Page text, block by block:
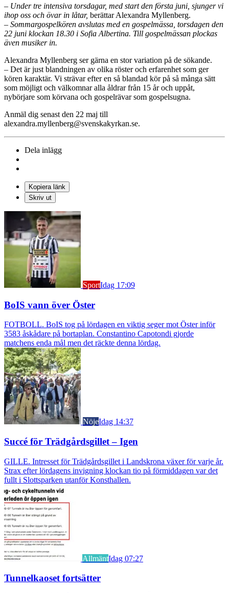
– Under tre intensiva torsdagar, med start den första juni, sjunger vi
ihop oss och övar in låtar, berättar Alexandra Myllenberg.
– Sommargospelkören avslutas med en gospelmässa, torsdagen den
22 juni klockan 18.30 i Sofia Albertina. Till gospelmässan plockas
även musiker in.
Alexandra Myllenberg ser gärna en stor variation på de sökande.
– Det är just blandningen av olika röster och erfarenhet som ger
kören karaktär. Vi strävar efter en så blandad kör på så många sätt
som möjligt och välkomnar alla åldrar från 15 år och uppåt,
nybörjare som körvana och gospelrävar som gospelsugna.
Anmäl dig senast den 22 maj till
alexandra.myllenberg@svenskakyrkan.se.
Dela inlägg
Kopiera länk
Skriv ut
SportIdag 17:09
BoIS vann över Öster
FOTBOLL. BoIS tog på lördagen en viktig seger mot Öster inför
3583 åskådare på bortaplan. Constantino Capotondi gjorde
matchens enda mål men det räckte denna lördag.
NöjeIdag 14:37
Succé för Trädgårdsgillet – Igen
GILLE. Intresset för Trädgårdsgillet i Landskrona växer för varje år.
Strax efter lördagens invigning klockan tio på förmiddagen var det
fullt i Slottsparken utanför Konsthallen.
AllmäntIdag 07:27
Tunnelkaoset fortsätter